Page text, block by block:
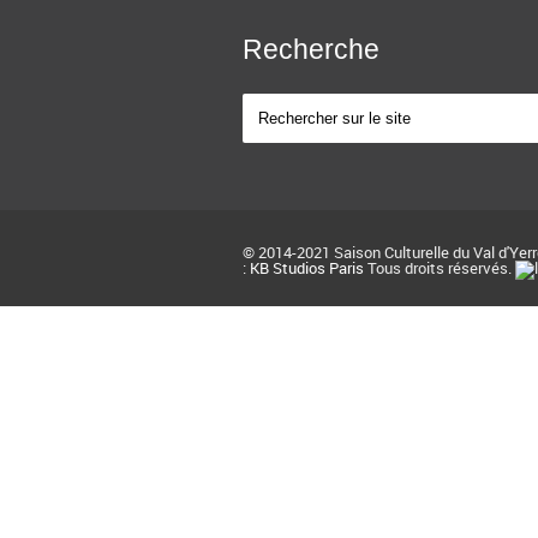
Recherche
© 2014-2021 Saison Culturelle du Val
: KB Studios Paris Tous droits réservés.